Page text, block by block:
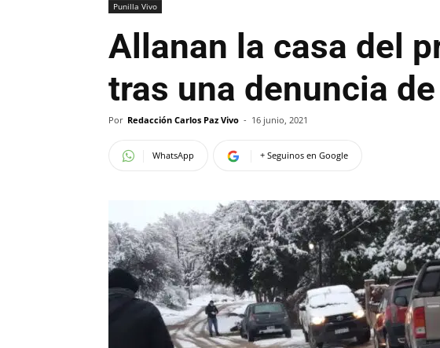
Punilla Vivo
Allanan la casa del
tras una denuncia
Por Redacción Carlos Paz Vivo - 16 junio, 2021
WhatsApp + Seguinos en Google